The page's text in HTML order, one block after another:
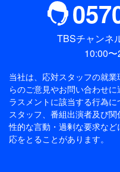
TBSチャンネ
10:00
当社は、応対スタッフの就
らのご意見やお問い合わせに
ラスメントに該当する行為
スタッフ、番組出演者及び
性的な言動・過剰な要求な
応をとることがあります。